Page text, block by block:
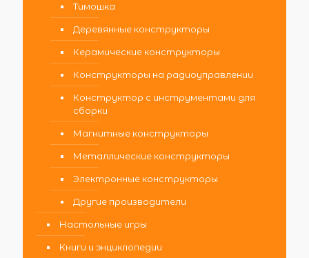
Тимошка
Деревянные конструкторы
Керамические конструкторы
Конструкторы на радиоуправлении
Конструктор с инструментами для
сборки
Магнитные конструкторы
Металлические конструкторы
Электронные конструкторы
Другие производители
Настольные игры
Книги и энциклопедии